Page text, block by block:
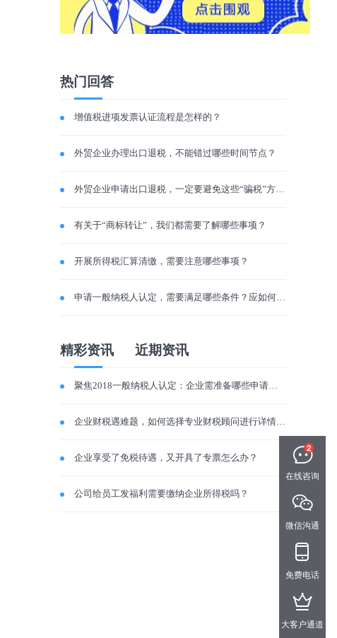
热门回答
增值税进项发票认证流程是怎样的？
外贸企业办理出口退税，不能错过哪些时间节点？
外贸企业申请出口退税，一定要避免这些“骗税”方法！
有关于“商标转让”，我们都需要了解哪些事项？
开展所得税汇算清缴，需要注意哪些事项？
申请一般纳税人认定，需要满足哪些条件？应如何进行？
精彩资讯 近期资讯
聚焦2018一般纳税人认定：企业需准备哪些申请资料?
企业财税遇难题，如何选择专业财税顾问进行详情咨询？
企业享受了免税待遇，又开具了专票怎么办？
公司给员工发福利需要缴纳企业所得税吗？
在线咨询
微信沟通
免费电话
大客户通道